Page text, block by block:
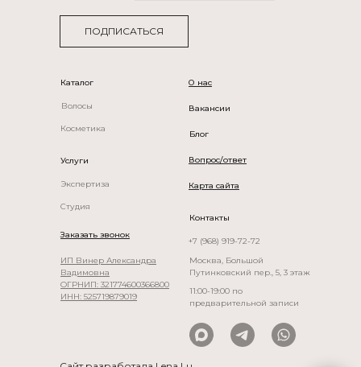
салон париков, натуральные парики БонПарик, wigDealers, парик из
ПОДПИСАТЬСЯ
Волосы
Косметика
Экспертиза
Студия
Каталог
Вакансии
Блог
Услуги
О нас
+7 (968) 919-72-72
11:00-19:00 по
предварительной записи
Москва, Большой
Путинковский пер., 5, 3 этаж
Контакты
Вопрос/ответ
ИП Винер Александра
Вадимовна
ОГРНИП: 321774600366800
ИНН: 525719879019
Заказать звонок
Карта сайта